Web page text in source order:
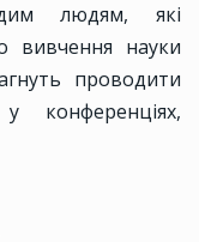
людям, які
вивчення науки
проводити
конференціях,